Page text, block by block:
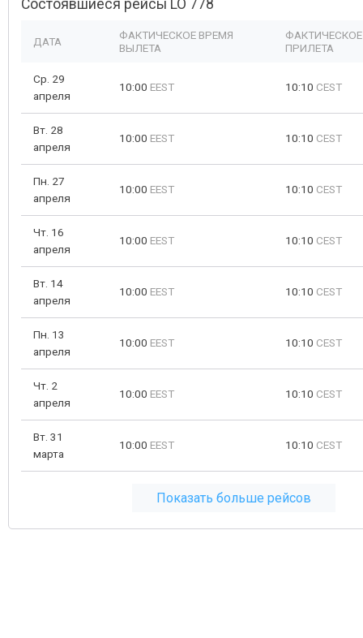
Состоявшиеся рейсы LO 778
ДАТА
ФАКТИЧЕСКОЕ ВРЕМЯ
ВЫЛЕТА
ПРИЛЕТА
Ср. 29
апреля
10:00 EEST 10:10 CEST
Вт. 28
апреля
10:00 EEST 10:10 CEST
Пн. 27
апреля
10:00 EEST 10:10 CEST
Чт. 16
апреля
10:00 EEST 10:10 CEST
Вт. 14
апреля
10:00 EEST 10:10 CEST
Пн. 13
апреля
10:00 EEST 10:10 CEST
Чт. 2
апреля
10:00 EEST 10:10 CEST
Вт. 31
марта
10:00 EEST 10:10 CEST
Показать больше рейсов